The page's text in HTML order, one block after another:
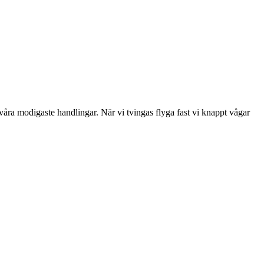
modigaste handlingar. När vi tvingas flyga fast vi knappt vågar